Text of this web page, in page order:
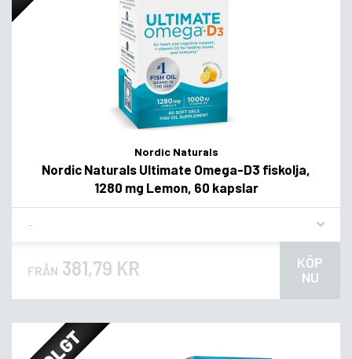
Nordic Naturals
Nordic Naturals Ultimate Omega-D3 fiskolja,
1280 mg Lemon, 60 kapslar
FRÅN 381,79 KR
KÖP
NU